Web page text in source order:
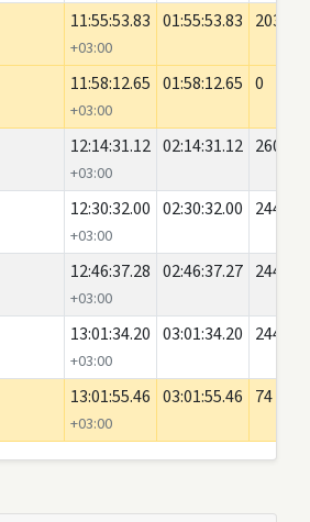
11:55:53.83
+03:00
01:55:53.83 20350
11:58:12.65
+03:00
01:58:12.65 0
12:14:31.12
+03:00
02:14:31.12 2600
12:30:32.00
+03:00
02:30:32.00 2442
12:46:37.28
+03:00
02:46:37.27 2442
13:01:34.20
+03:00
03:01:34.20 2442
13:01:55.46
+03:00
03:01:55.46 74